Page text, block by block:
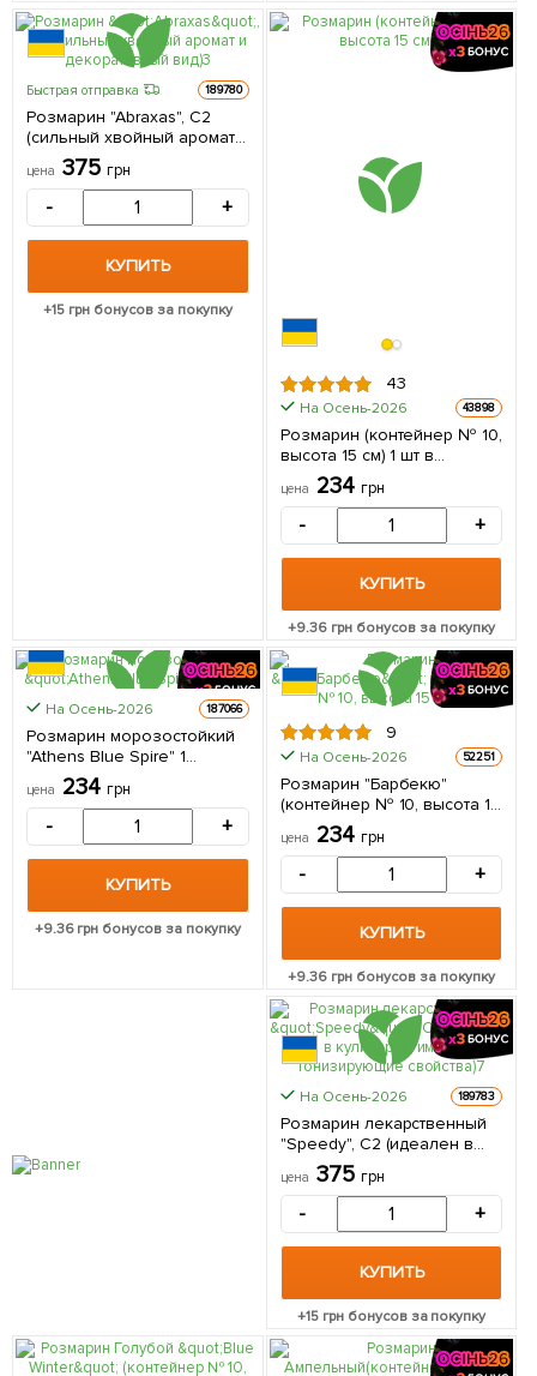
Быстрая отправка 189780
Розмарин "Abraxas", С2
(сильный хвойный аромат и
декоративный вид) 1
саженец в упаковке
цена 375 грн
- +
КУПИТЬ
+15 грн бонусов за покупку
43
На Осень-2026 43898
Розмарин (контейнер № 10,
высота 15 см) 1 шт в
упаковке
цена 234 грн
- +
КУПИТЬ
+9.36 грн бонусов за покупку
На Осень-2026 187066
Розмарин морозостойкий
"Athens Blue Spire" 1
саженец в упаковке
цена 234 грн
- +
КУПИТЬ
+9.36грн бонусов за покупку
9
На Осень-2026 52251
Розмарин "Барбекю"
(контейнер № 10, высота 15
см) 1 шт в упаковке
цена 234 грн
- +
КУПИТЬ
+9.36 грн бонусов за покупку
На Осень-2026 189783
Розмарин лекарственный
"Speedy", С2 (идеален в
кулинарии, имеет
тонизирующие свойства) 1
саженец в упаковке
цена 375 грн
- +
КУПИТЬ
+15грн бонусов за покупку